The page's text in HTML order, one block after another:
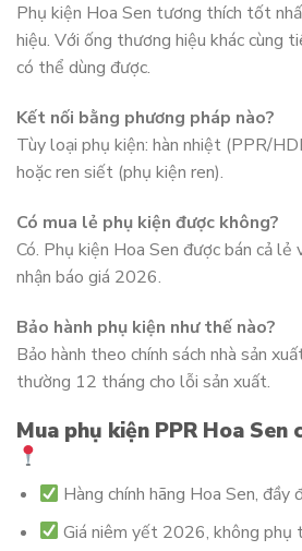
Phụ kiện Hoa Sen tương thích tốt
hiệu. Với ống thương hiệu khác cùng
có thể dùng được.
Kết nối bằng phương pháp nào?
Tùy loại phụ kiện: hàn nhiệt (PPR/
hoặc ren siết (phụ kiện ren).
Có mua lẻ phụ kiện được không?
Có. Phụ kiện Hoa Sen được bán cả
nhận báo giá 2026.
Bảo hành phụ kiện như thế nào?
Bảo hành theo chính sách nhà sản
thường 12 tháng cho lỗi sản xuất.
Mua phụ kiện PPR Hoa Sen
Hàng chính hãng Hoa Sen, đầy
Giá niêm yết 2026, không phụ